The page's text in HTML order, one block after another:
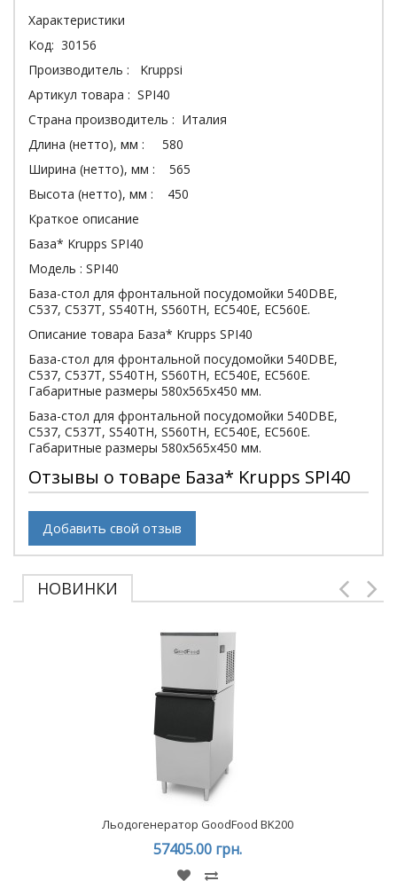
Характеристики
Код: 30156
Производитель : Kruppsi
Артикул товара : SPI40
Страна производитель : Италия
Длина (нетто), мм : 580
Ширина (нетто), мм : 565
Высота (нетто), мм : 450
Краткое описание
База* Krupps SPI40
Модель : SPI40
База-стол для фронтальной посудомойки 540DBE,
C537, C537T, S540TH, S560TH, EC540E, EC560E.
Описание товара База* Krupps SPI40
База-стол для фронтальной посудомойки 540DBE,
C537, C537T, S540TH, S560TH, EC540E, EC560E.
Габаритные размеры 580х565х450 мм.
База-стол для фронтальной посудомойки 540DBE,
C537, C537T, S540TH, S560TH, EC540E, EC560E.
Габаритные размеры 580х565х450 мм.
Отзывы о товаре База* Krupps SPI40
Добавить свой отзыв
НОВИНКИ
Льодогенератор GoodFood BK200
57405.00 грн.